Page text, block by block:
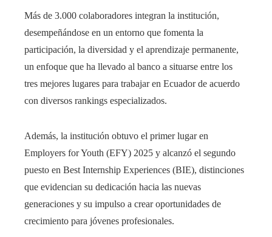
Más de 3.000 colaboradores integran la institución,
desempeñándose en un entorno que fomenta la
participación, la diversidad y el aprendizaje permanente,
un enfoque que ha llevado al banco a situarse entre los
tres mejores lugares para trabajar en Ecuador de acuerdo
con diversos rankings especializados.
Además, la institución obtuvo el primer lugar en
Employers for Youth (EFY) 2025 y alcanzó el segundo
puesto en Best Internship Experiences (BIE), distinciones
que evidencian su dedicación hacia las nuevas
generaciones y su impulso a crear oportunidades de
crecimiento para jóvenes profesionales.